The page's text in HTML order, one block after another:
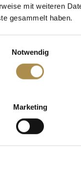
mit weiteren
gesammelt haben.
Notwendig
Marketing